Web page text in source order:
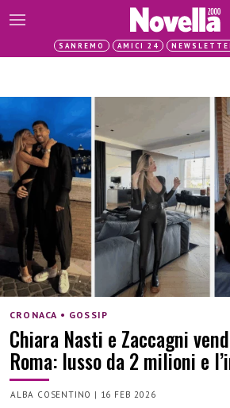
SANREMO AMICI 24
CRONACA • GOSSIP
Chiara Nasti e Zaccagni
Roma: lusso da 2 milioni e
ALBA COSENTINO | 16 FEB 2026